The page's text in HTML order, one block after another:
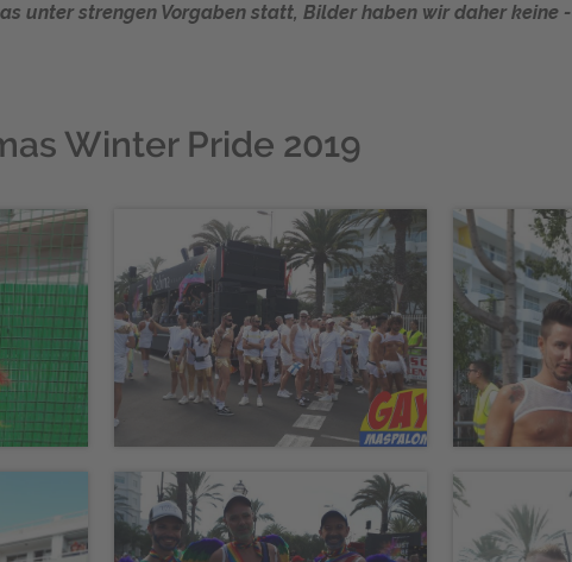
unter strengen Vorgaben statt, Bilder haben wir daher keine -
Winter Pride 2019